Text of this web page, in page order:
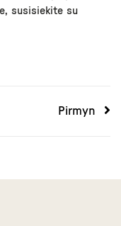
susisiekite su
Pirmyn